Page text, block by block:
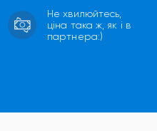
Не хвилюйтесь,
ціна така ж, як і в
партнера:)